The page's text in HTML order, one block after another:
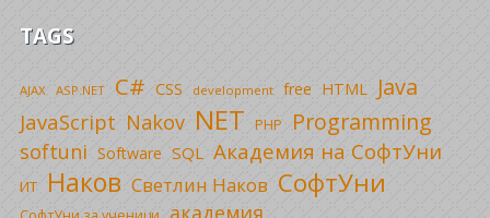
TAGS
AJAX ASP.NET C# CSS development free HTML Java
JavaScript Nakov NET PHP Programming
softuni Software SQL Академия на СофтУни
ИТ Наков Светлин Наков СофтУни
академия